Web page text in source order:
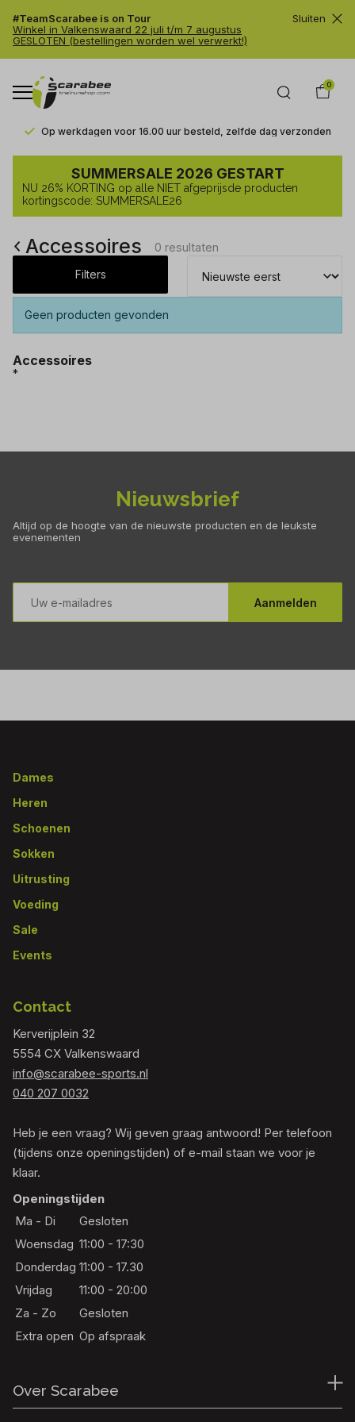
#TeamScarabee is on Tour
Winkel in Valkenswaard 22 juli t/m 7 augustus
GESLOTEN (bestellingen worden wel verwerkt!)
Sluiten
0
Op werkdagen voor 16.00 uur besteld, zelfde dag verzonden
Accessoires
Trailrunshop
SUMMERSALE 2026 GESTART
NU 26% KORTING op alle NIET afgeprijsde producten
kortingscode: SUMMERSALE26
Accessoires 0 resultaten
Filters
Geen producten gevonden
Accessoires
*
Nieuwsbrief
Altijd op de hoogte van de nieuwste producten en de leukste
evenementen
E-
mailadres
Aanmelden
Footer
Dames
Heren
Schoenen
Sokken
Uitrusting
Voeding
Sale
Events
Contact
Kerverijplein 32
5554 CX Valkenswaard
info@scarabee-sports.nl
040 207 0032
Heb je een vraag? Wij geven graag antwoord! Per telefoon
(tijdens onze openingstijden) of e-mail staan we voor je
klaar.
Openingstijden
Ma - Di
Gesloten
Woensdag 11:00 - 17:30
Donderdag 11:00 - 17.30
Vrijdag
11:00 - 20:00
Za - Zo
Gesloten
Extra open Op afspraak
Over Scarabee